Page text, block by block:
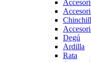
Degú
Ardilla
Rata